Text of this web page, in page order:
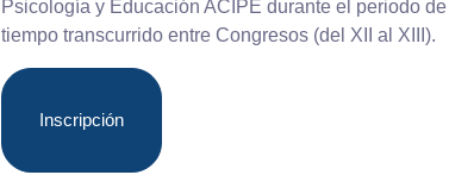
Psicología y Educación ACIPE durante el periodo de
tiempo transcurrido entre Congresos (del XII al XIII).
Inscripción